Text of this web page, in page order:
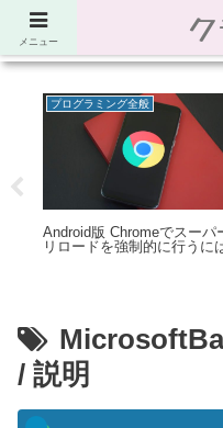
節約、こだわり、使い道。「決め
プログラミング全般
Android版 Chromeでスーパ
リロードを強制的に行うに
/ 説明
メニュー